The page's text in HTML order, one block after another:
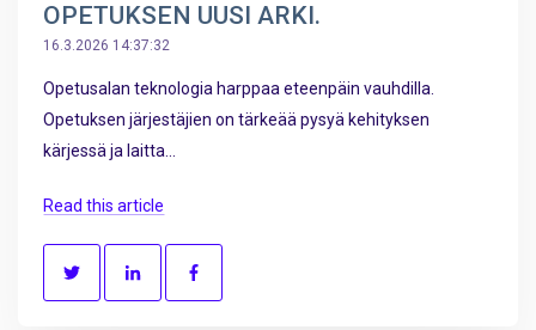
OPETUKSEN UUSI ARKI.
16.3.2026 14:37:32
Opetusalan teknologia harppaa eteenpäin vauhdilla.
Opetuksen järjestäjien on tärkeää pysyä kehityksen
kärjessä ja laitta...
Read this article